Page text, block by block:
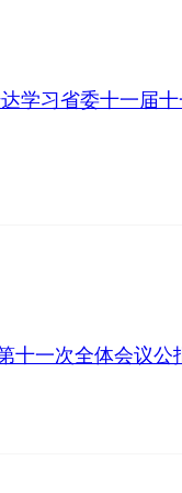
学习省委十一届
十一次全体会议公